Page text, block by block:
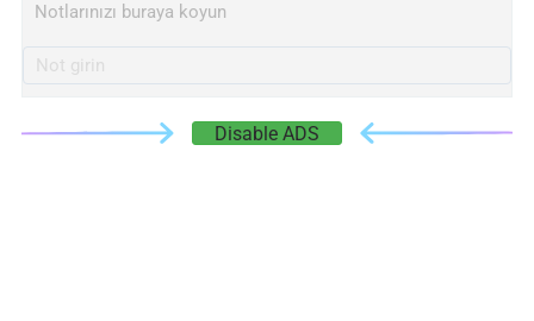
Notlarınızı buraya koyun
Disable ADS